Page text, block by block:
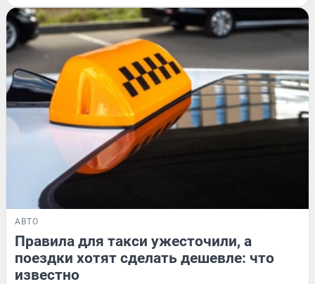
АВТО
Правила для такси ужесточили, а
поездки хотят сделать дешевле: что
известно